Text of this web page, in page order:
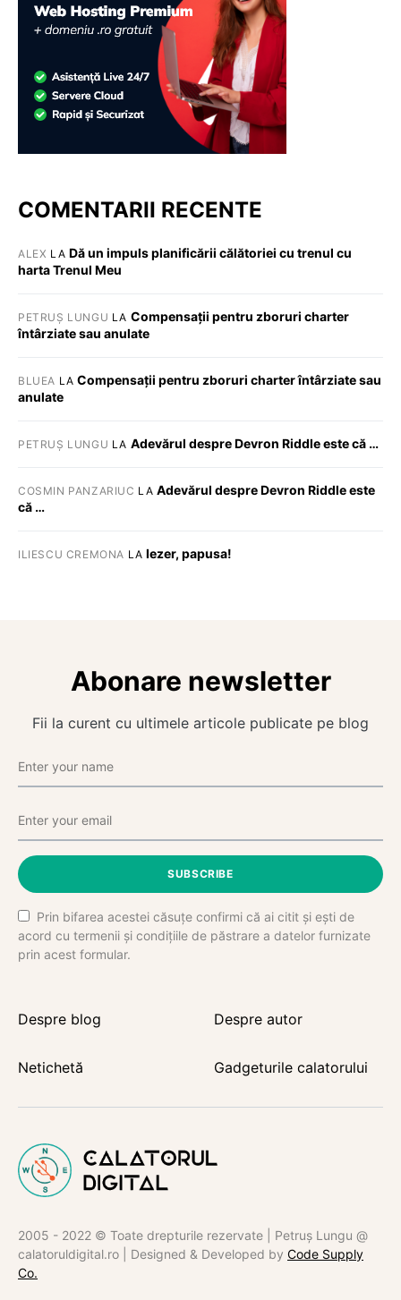
COMENTARII RECENTE
ALEX LA Dă un impuls planificării călătoriei cu trenul cu
harta Trenul Meu
PETRUȘ LUNGU LA Compensații pentru zboruri charter
întârziate sau anulate
BLUEA LACompensații pentru zboruri charter întârziate sau
anulate
PETRUȘ LUNGU LA Adevărul despre Devron Riddle este că …
COSMIN PANZARIUC LA Adevărul despre Devron Riddle este
că …
ILIESCU CREMONA LA Iezer, papusa!
Abonare newsletter
Fii la curent cu ultimele articole publicate pe blog
SUBSCRIBE
Prin bifarea acestei căsuțe confirmi că ai citit și ești de
acord cu termenii și condițiile de păstrare a datelor furnizate
prin acest formular.
Despre blog Despre autor
Netichetă Gadgeturile calatorului
2005 - 2022 © Toate drepturile rezervate | Petruș Lungu @
calatoruldigital.ro | Designed & Developed by Code Supply
Co.